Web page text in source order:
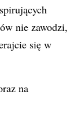
nie zawodzi,
się w
na